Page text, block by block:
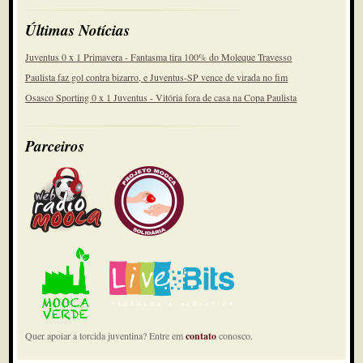
Últimas Notícias
Juventus 0 x 1 Primavera - Fantasma tira 100% do Moleque Travesso
Paulista faz gol contra bizarro, e Juventus-SP vence de virada no fim
Osasco Sporting 0 x 1 Juventus - Vitória fora de casa na Copa Paulista
Parceiros
Quer apoiar a torcida juventina? Entre emcontatoconosco.